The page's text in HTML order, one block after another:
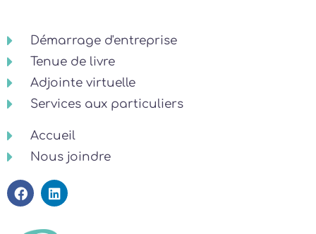
Démarrage d'entreprise
Tenue de livre
Adjointe virtuelle
Services aux particuliers
Accueil
Nous joindre